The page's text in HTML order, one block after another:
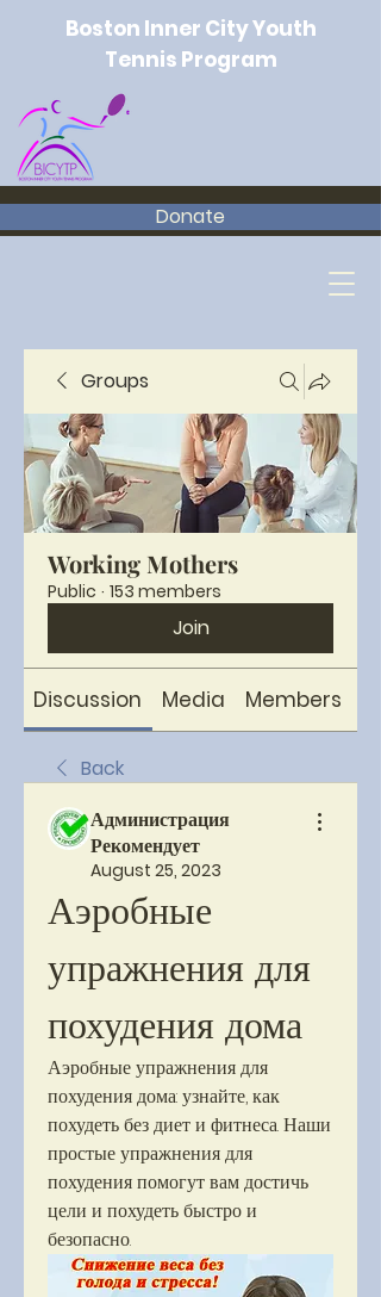
Donate
Boston Inner City Youth
Tennis Program
Groups
Working Mothers
Public · 153 members
Join
Discussion Media Members
Back
Администрация
Рекомендует
August 25, 2023
Аэробные
упражнения для
похудения дома
Аэробные упражнения для
похудения дома: узнайте, как
похудеть без диет и фитнеса. Наши
простые упражнения для
похудения помогут вам достичь
цели и похудеть быстро и
безопасно.